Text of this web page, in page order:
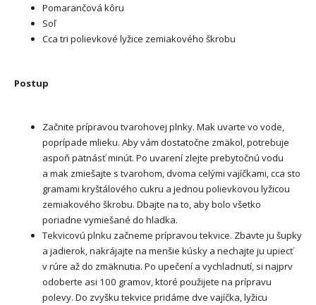
Pomarančová kôru
Soľ
Cca tri polievkové lyžice zemiakového škrobu
Postup
Začnite prípravou tvarohovej plnky. Mak uvarte vo vode,
poprípade mlieku. Aby vám dostatočne zmäkol, potrebuje
aspoň pätnásť minút. Po uvarení zlejte prebytočnú vodu
a mak zmiešajte s tvarohom, dvoma celými vajíčkami, cca sto
gramami kryštálového cukru a jednou polievkovou lyžicou
zemiakového škrobu. Dbajte na to, aby bolo všetko
poriadne vymiešané do hladka.
Tekvicovú plnku začneme prípravou tekvice. Zbavte ju šupky
a jadierok, nakrájajte na menšie kúsky a nechajte ju upiecť
v rúre až do zmäknutia. Po upečení a vychladnutí, si najprv
odoberte asi 100 gramov, ktoré použijete na prípravu
polevy. Do zvyšku tekvice pridáme dve vajíčka, lyžicu